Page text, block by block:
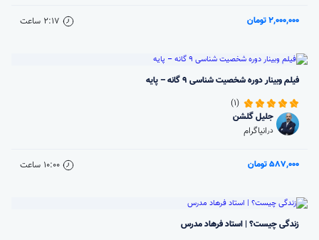
2,000,000 تومان 2:17 ساعت
فیلم وبینار دوره شخصیت شناسی 9 گانه – پایه
(1)
جلیل گلشن
درانیاگرام
587,000 تومان 10:00 ساعت
زندگی چیست؟ | استاد فرهاد مدرس